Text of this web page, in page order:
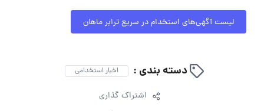
لیست آگهی‌های استخدام در سریع ترابر ماهان
دسته بندی : اخبار استخدامی
اشتراک گذاری